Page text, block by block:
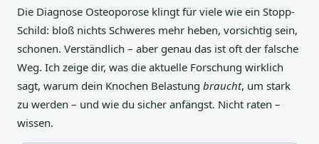
Die Diagnose Osteoporose klingt für viele wie ein Stopp-
Schild: bloß nichts Schweres mehr heben, vorsichtig sein,
schonen. Verständlich – aber genau das ist oft der falsche
Weg. Ich zeige dir, was die aktuelle Forschung wirklich
sagt, warum dein Knochen Belastung braucht, um stark
zu werden – und wie du sicher anfängst. Nicht raten –
wissen.